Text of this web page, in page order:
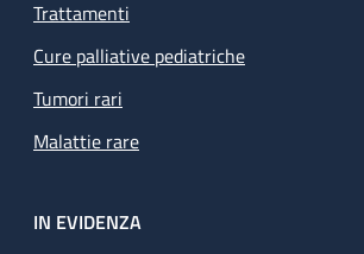
Trattamenti
Cure palliative pediatriche
Tumori rari
Malattie rare
IN EVIDENZA